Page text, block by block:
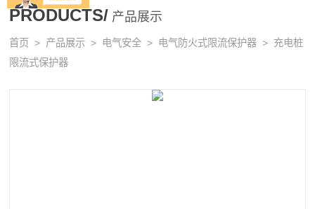
PRODUCTS/ 产品展示
首页 > 产品展示 > 电气安全 > 电气防火式限流保护器 > 充电桩
限流式保护器